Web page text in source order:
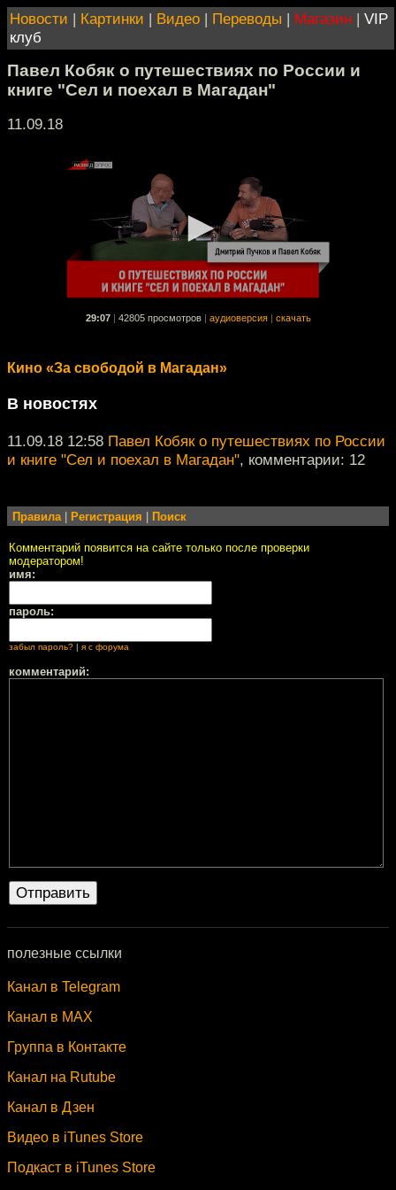
Новости | Картинки | Видео | Переводы | Магазин | VIP
клуб
Павел Кобяк о путешествиях по России и
книге "Сел и поехал в Магадан"
11.09.18
29:07 42805 просмотров аудиоверсия скачать
Кино «За свободой в Магадан»
В новостях
11.09.18 12:58 Павел Кобяк о путешествиях по России
и книге "Сел и поехал в Магадан", комментарии: 12
Правила| Регистрация Поиск
Комментарий появится на сайте только после проверки
модератором!
имя:
пароль:
забыл пароль? я с форума
комментарий:
полезные ссылки
Канал в Telegram
Канал в MAX
Группа в Контакте
Канал на Rutube
Канал в Дзен
Видео в iTunes Store
Подкаст в iTunes Store